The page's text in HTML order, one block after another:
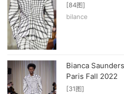
[84图]
bilance
Bianca
Paris Fall 2022
[31图]